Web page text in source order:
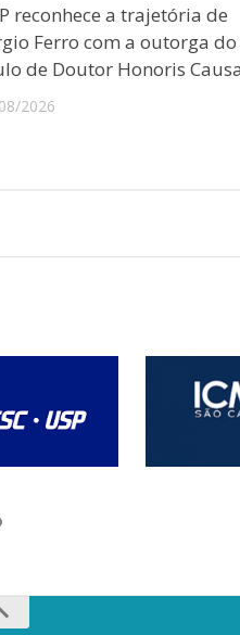
reconhece a trajetória de
Ferro com a outorga do
de Doutor Honoris
2026